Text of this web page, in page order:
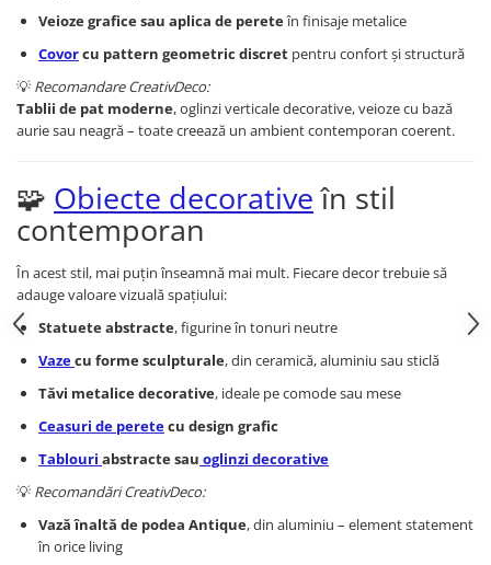
Veioze grafice sau aplica de pereteîn finisaje metalice
Covorcu pattern geometric discret pentru confort și structură
💡 Recomandare CreativDeco:
Tablii de pat moderne, oglinzi verticale decorative, veioze cu bază
aurie sau neagră – toate creează un ambient contemporan coerent.
🧩 Obiecte decorativeîn stil
contemporan
În acest stil, mai puțin înseamnă mai mult. Fiecare decor trebuie să
adauge valoare vizuală spațiului:
Statuete abstracte, figurine în tonuri neutre
Vazecu forme sculpturale, din ceramică, aluminiu sau sticlă
Tăvi metalice decorative, ideale pe comode sau mese
Ceasuri de peretecu design grafic
Tablouri abstracte sau oglinzi decorative
💡 Recomandări CreativDeco:
Vază înaltă de podea Antique, din aluminiu – element statement
în orice living